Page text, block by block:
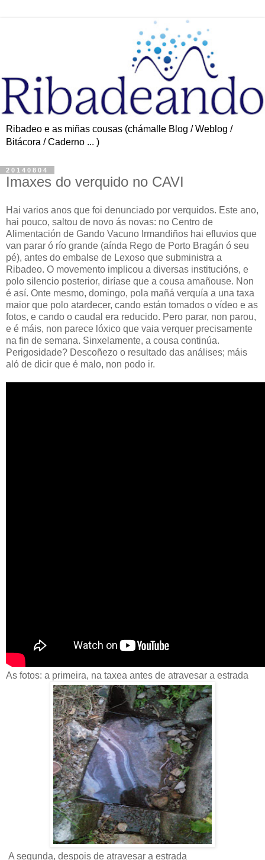
Ribadeo e as miñas cousas (chámalle Blog / Weblog /
Bitácora / Caderno ... )
20140804
Imaxes do verquido no CAVI
Hai varios anos que foi denunciado por verquidos. Este ano,
hai pouco, saltou de novo ás novas: no Centro de
Alimentación de Gando Vacuno Irmandiños hai efluvios que
van parar ó río grande (aínda Rego de Porto Bragán ó seu
pé), antes do embalse de Lexoso que subministra a
Ribadeo. O movemento implicou a diversas institucións, e
polo silencio posterior, diríase que a cousa amañouse. Non
é así. Onte mesmo, domingo, pola mañá verquía a una taxa
maior que polo atardecer, cando están tomados o vídeo e as
fotos, e cando o caudal era reducido. Pero parar, non parou,
e é máis, non parece lóxico que vaia verquer precisamente
na fin de semana. Sinxelamente, a cousa continúa.
Perigosidade? Descoñezo o resultado das análises; máis
aló de dicir que é malo, non podo ir.
As fotos: a primeira, na taxea antes de atravesar a estrada
A segunda, despois de atravesar a estrada